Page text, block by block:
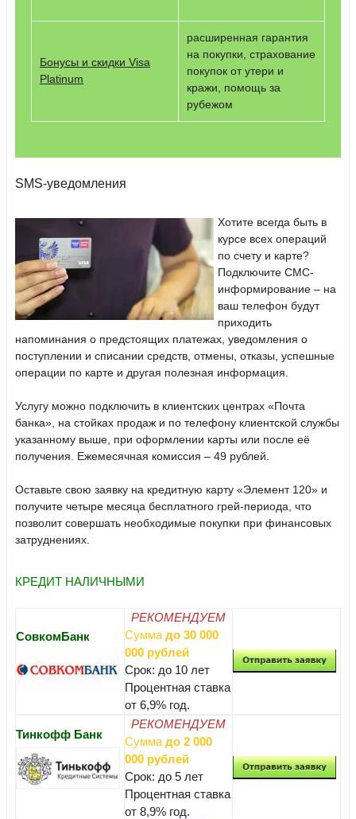
Бонусы и скидки Visa
Platinum
расширенная гарантия
на покупки, страхование
покупок от утери и
кражи, помощь за
рубежом
SMS-уведомления
Хотите всегда быть в
курсе всех операций
по счету и карте?
Подключите СМС-
информирование – на
ваш телефон будут
приходить
напоминания о предстоящих платежах, уведомления о
поступлении и списании средств, отмены, отказы, успешные
операции по карте и другая полезная информация.
Услугу можно подключить в клиентских центрах «Почта
банка», на стойках продаж и по телефону клиентской службы
указанному выше, при оформлении карты или после её
получения. Ежемесячная комиссия – 49 рублей.
Оставьте свою заявку на кредитную карту «Элемент 120» и
получите четыре месяца бесплатного грей-периода, что
позволит совершать необходимые покупки при финансовых
затруднениях.
КРЕДИТ НАЛИЧНЫМИ
СовкомБанк
РЕКОМЕНДУЕМ
Сумма до 30 000
000 рублей
Срок: до 10 лет
Процентная ставка
от 6,9% год.
Тинкофф Банк
РЕКОМЕНДУЕМ
Сумма до 2 000
000 рублей
Срок: до 5 лет
Процентная ставка
от 8,9% год.